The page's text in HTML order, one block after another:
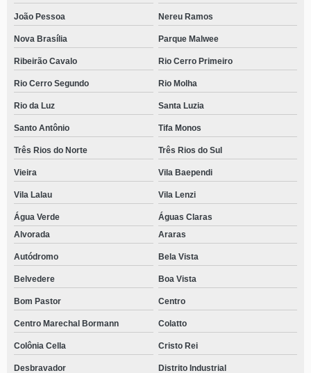
João Pessoa Nereu Ramos
Nova Brasília Parque Malwee
Ribeirão Cavalo Rio Cerro Primeiro
Rio Cerro Segundo Rio Molha
Rio da Luz Santa Luzia
Santo Antônio Tifa Monos
Três Rios do Norte Três Rios do Sul
Vieira Vila Baependi
Vila Lalau Vila Lenzi
Água Verde
Águas Claras
Alvorada
Araras
Autódromo Bela Vista
Belvedere Boa Vista
Bom Pastor Centro
Centro Marechal Bormann Colatto
Colônia Cella Cristo Rei
Desbravador Distrito Industrial